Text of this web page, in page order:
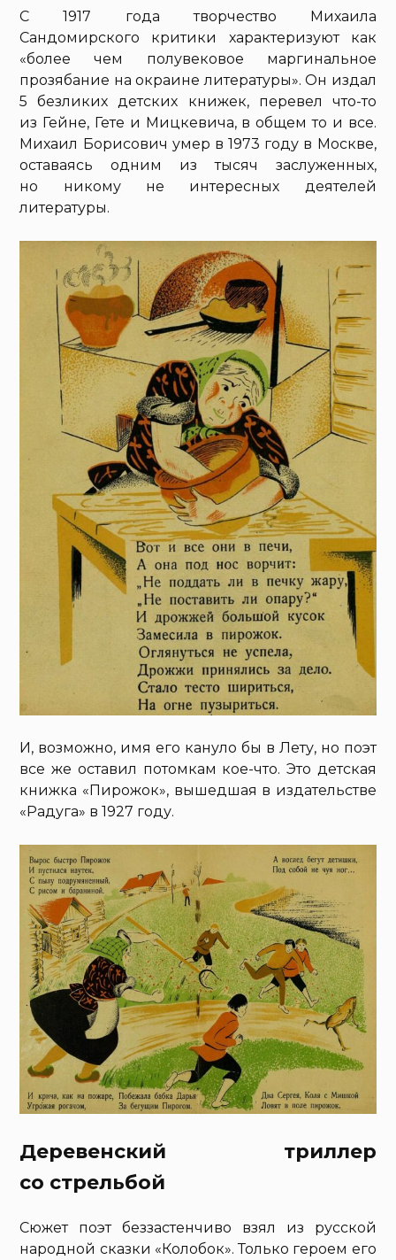
С 1917 года творчество Михаила
Сандомирского критики характеризуют как
«более чем полувековое маргинальное
прозябание на окраине литературы». Он издал
5 безликих детских книжек, перевел что-то
из Гейне, Гете и Мицкевича, в общем то и все.
Михаил Борисович умер в 1973 году в Москве,
оставаясь одним из тысяч заслуженных,
но никому не интересных деятелей
литературы.
И, возможно, имя его кануло бы в Лету, но поэт
все же оставил потомкам кое-что. Это детская
книжка «Пирожок», вышедшая в издательстве
«Радуга» в 1927 году.
Деревенский триллер
со стрельбой
Сюжет поэт беззастенчиво взял из русской
народной сказки «Колобок». Только героем его